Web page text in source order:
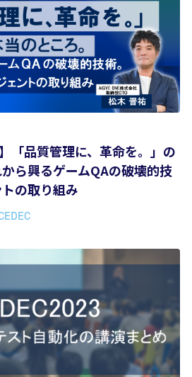
「品質管理に、革命を。」の
ら興るゲームQAの破壊的技
の取り組み